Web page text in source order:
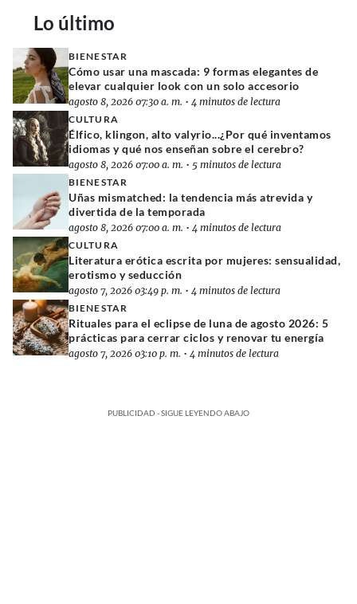
Lo último
BIENESTAR
Cómo usar una mascada: 9 formas elegantes de
elevar cualquier look con un solo accesorio
agosto 8, 2026 07:30 a. m. • 4 minutos de lectura
CULTURA
Élfico, klingon, alto valyrio...¿Por qué inventamos
idiomas y qué nos enseñan sobre el cerebro?
agosto 8, 2026 07:00 a. m. • 5 minutos de lectura
BIENESTAR
Uñas mismatched: la tendencia más atrevida y
divertida de la temporada
agosto 8, 2026 07:00 a. m. • 4 minutos de lectura
CULTURA
Literatura erótica escrita por mujeres: sensualidad,
erotismo y seducción
agosto 7, 2026 03:49 p. m. • 4 minutos de lectura
BIENESTAR
Rituales para el eclipse de luna de agosto 2026: 5
prácticas para cerrar ciclos y renovar tu energía
agosto 7, 2026 03:10 p. m. • 4 minutos de lectura
PUBLICIDAD - SIGUE LEYENDO ABAJO